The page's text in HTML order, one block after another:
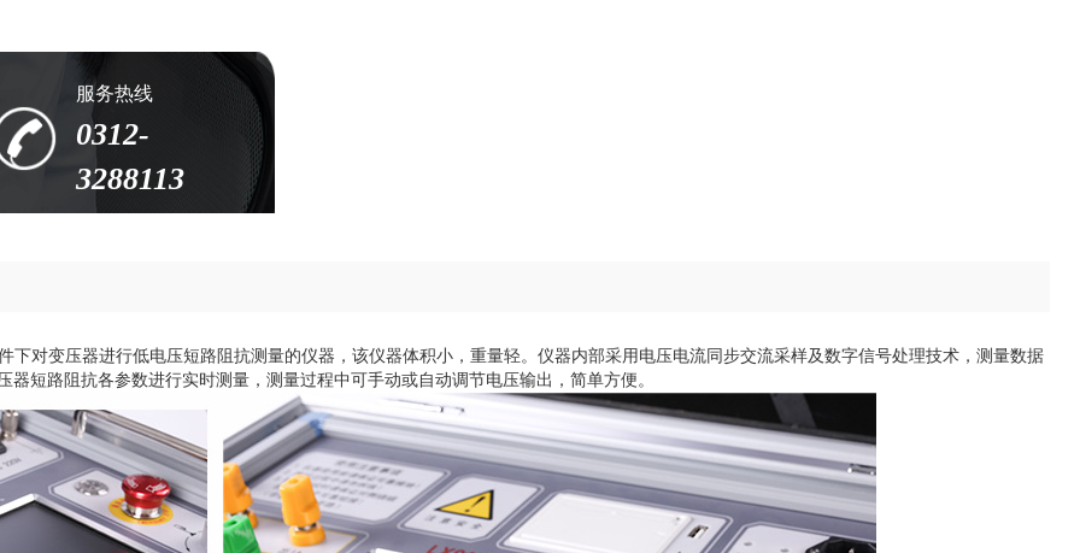
服务热线
0312-
3288113
对变压器进行低电压短路阻抗测量的仪器，该仪器体积小，重量轻。仪器内部采用电压电流同步交流采样及数字信号处理技术，测量数据
短路阻抗各参数进行实时测量，测量过程中可手动或自动调节电压输出，简单方便。